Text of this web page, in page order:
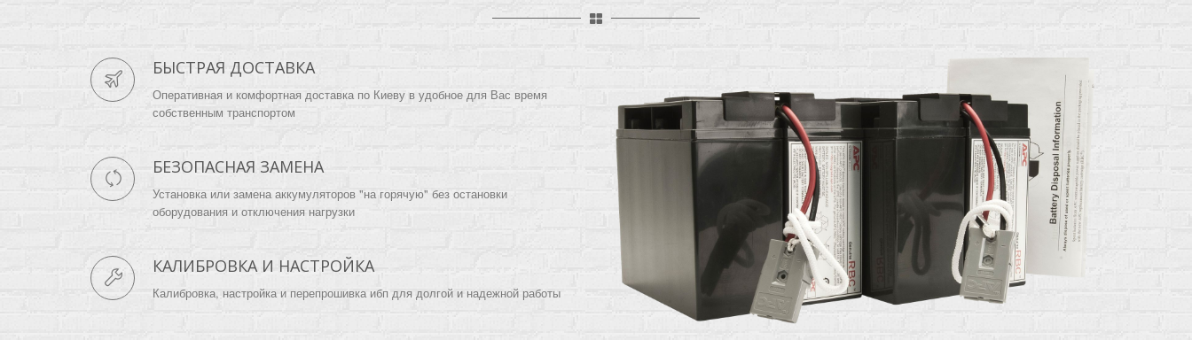
БЫСТРАЯ ДОСТАВКА
Оперативная и комфортная доставка по Киеву в удобное для Вас время
собственным транспортом
БЕЗОПАСНАЯ ЗАМЕНА
Установка или замена аккумуляторов "на горячую" без остановки
оборудования и отключения нагрузки
КАЛИБРОВКА И НАСТРОЙКА
Калибровка, настройка и перепрошивка ибп для долгой и надежной работы